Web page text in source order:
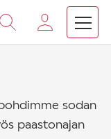
sodan
paastonajan